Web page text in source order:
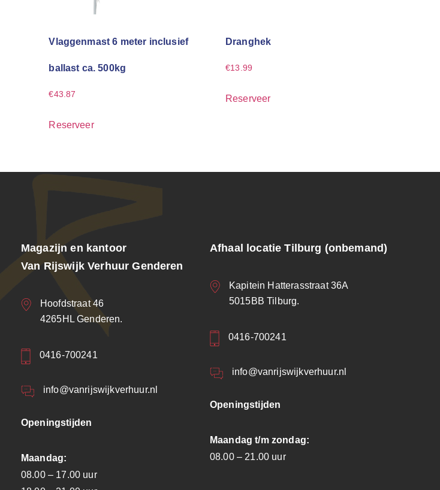
Vlaggenmast 6 meter inclusief
ballast ca. 500kg
€43.87
Reserveer
Dranghek
€13.99
Reserveer
Magazijn en kantoor
Van Rijswijk Verhuur Genderen
Hoofdstraat 46
4265HL Genderen.
0416-700241
info@vanrijswijkverhuur.nl
Openingstijden
Maandag:
08.00 – 17.00 uur
Afhaal locatie Tilburg (onbemand)
Kapitein Hatterasstraat 36A
5015BB Tilburg.
0416-700241
info@vanrijswijkverhuur.nl
Openingstijden
Maandag t/m zondag:
08.00 – 21.00 uur